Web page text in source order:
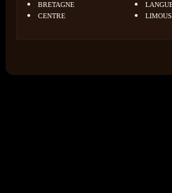
BRETAGNE
CENTRE